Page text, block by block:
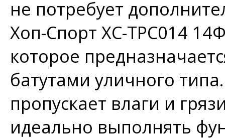
не потребует
Хоп-Спорт ХС-ТРС014
которое
батутами уличного
пропускает влаги и
идеально выполнять